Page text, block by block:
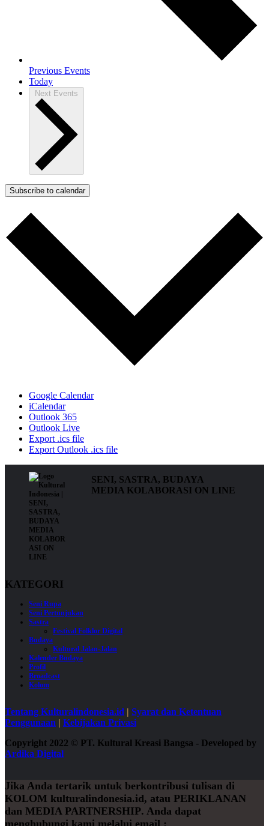
Previous Events
Today
Next Events
Subscribe to calendar
Google Calendar
iCalendar
Outlook 365
Outlook Live
Export .ics file
Export Outlook .ics file
SENI, SASTRA, BUDAYA
MEDIA KOLABORASI ON LINE
KATEGORI
Seni Rupa
Seni Pertunjukan
Sastra
Festival Folklor Digital
Budaya
Kultural Jalan-Jalan
Kalender Budaya
Profil
Broadcast
Kolom
Tentang Kulturalindonesia.id | Syarat dan Ketentuan
Penggunaan | Kebijakan Privasi
Copyright 2022 © PT. Kultural Kreasi Bangsa - Developed by
Ardika Digital
Jika Anda tertarik untuk berkontribusi tulisan di
KOLOM kulturalindonesia.id, atau PERIKLANAN
dan MEDIA PARTNERSHIP. Anda dapat
menghubungi kami melalui email :